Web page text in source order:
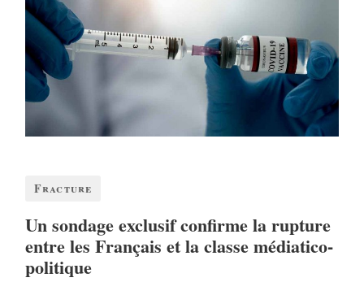
Fracture
Un sondage exclusif confirme la rupture
entre les Français et la classe médiatico-
politique